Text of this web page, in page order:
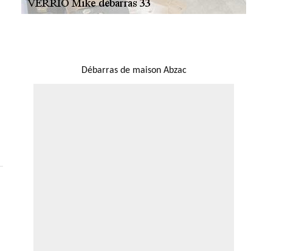
Débarras de maison Abzac